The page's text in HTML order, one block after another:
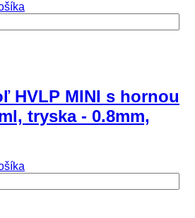
HVLP MINI s hornou
tryska - 0.8mm,